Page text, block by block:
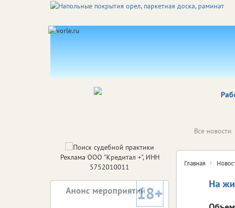
Все новости
Главная
На
Реклама ООО "Кредитал +", ИНН
5752010011
Анонс мероприятий18+